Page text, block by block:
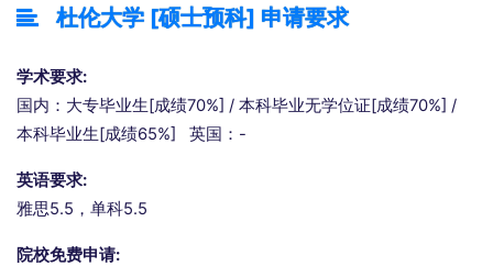
杜伦大学 [硕士预科] 申请要求
学术要求:
国内：大专毕业生[成绩70%] / 本科毕业无学位证[成绩70%] /
本科毕业生[成绩65%] 英国：-
英语要求:
雅思5.5，单科5.5
院校免费申请: